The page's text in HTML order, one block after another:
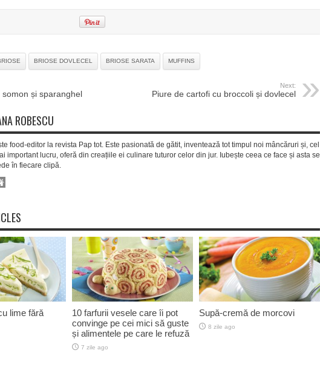
BRIOSE DOVLECEL BRIOSE SARATA MUFFINS
somon și sparanghel
Next:
Piure de cartofi cu broccoli și dovlecel
ROBESCU
food-editor la revista Pap tot. Este pasionată de gătit, inventează tot timpul noi mâncăruri și, cel
important lucru, oferă din creațiile ei culinare tuturor celor din jur. Iubește ceea ce face și asta se
în fiecare clipă.
lime fără
10 farfurii vesele care îi pot
convinge pe cei mici să guste
și alimentele pe care le refuză
7 zile ago
Supă-cremă de morcovi
8 zile ago